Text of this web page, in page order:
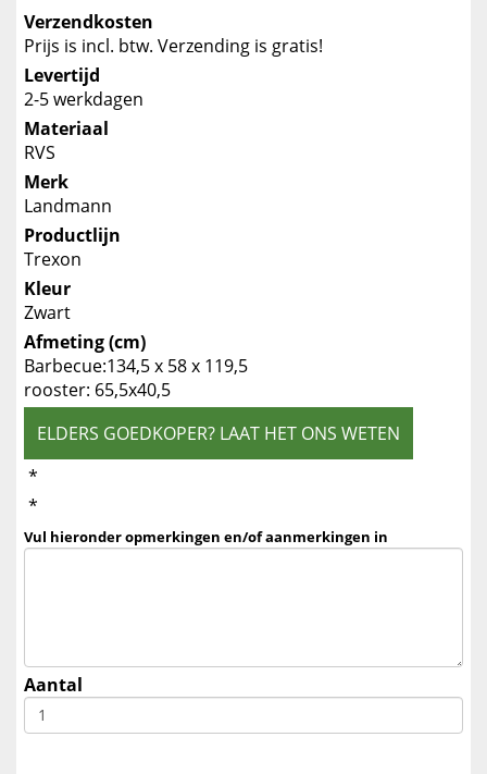
Verzendkosten
Prijs is incl. btw. Verzending is gratis!
Levertijd
2-5 werkdagen
Materiaal
RVS
Merk
Landmann
Productlijn
Trexon
Kleur
Zwart
Afmeting (cm)
Barbecue:134,5 x 58 x 119,5
rooster: 65,5x40,5
ELDERS GOEDKOPER? LAAT HET ONS WETEN
*
*
Vul hieronder opmerkingen en/of aanmerkingen in
Aantal